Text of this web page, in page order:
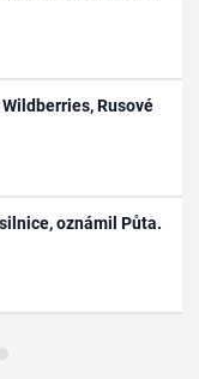
Rusové
oznámil Půta.